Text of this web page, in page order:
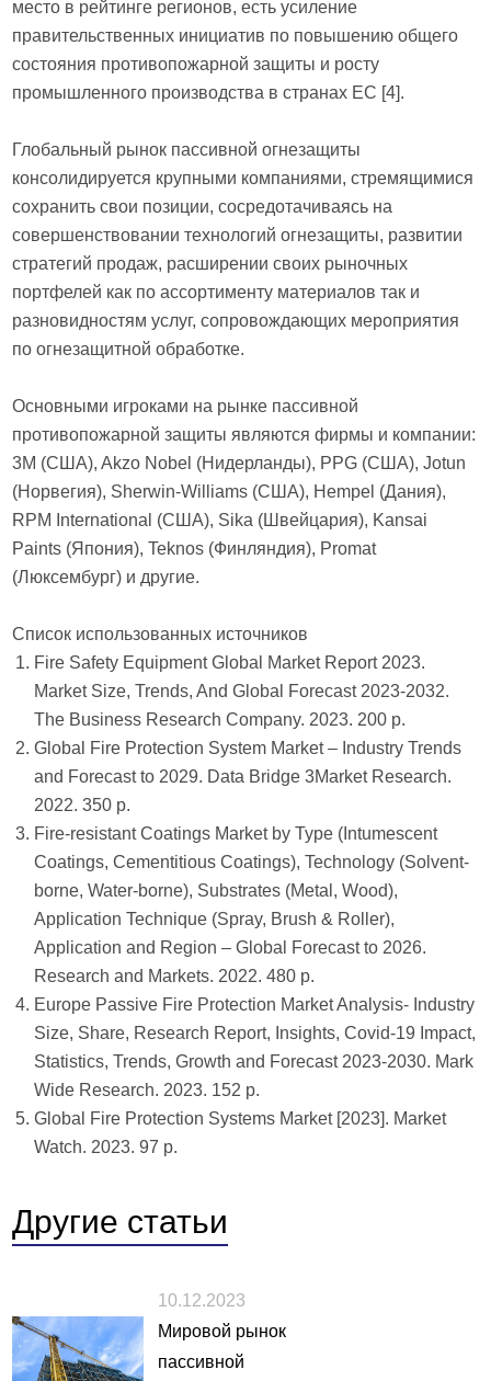
место в рейтинге регионов, есть усиление
правительственных инициатив по повышению общего
состояния противопожарной защиты и росту
промышленного производства в странах ЕС [4].
Глобальный рынок пассивной огнезащиты
консолидируется крупными компаниями, стремящимися
сохранить свои позиции, сосредотачиваясь на
совершенствовании технологий огнезащиты, развитии
стратегий продаж, расширении своих рыночных
портфелей как по ассортименту материалов так и
разновидностям услуг, сопровождающих мероприятия
по огнезащитной обработке.
Основными игроками на рынке пассивной
противопожарной защиты являются фирмы и компании:
3M (США), Akzo Nobel (Нидерланды), PPG (США), Jotun
(Норвегия), Sherwin-Williams (США), Hempel (Дания),
RPM International (США), Sika (Швейцария), Kansai
Paints (Япония), Teknos (Финляндия), Promat
(Люксембург) и другие.
Список использованных источников
Fire Safety Equipment Global Market Report 2023.
Market Size, Trends, And Global Forecast 2023-2032.
The Business Research Company. 2023. 200 р.
Global Fire Protection System Market – Industry Trends
and Forecast to 2029. Data Bridge 3Market Research.
2022. 350 р.
Fire-resistant Coatings Market by Type (Intumescent
Coatings, Cementitious Coatings), Technology (Solvent-
borne, Water-borne), Substrates (Metal, Wood),
Application Technique (Spray, Brush & Roller),
Application and Region – Global Forecast to 2026.
Research and Markets. 2022. 480 р.
Europe Passive Fire Protection Market Analysis- Industry
Size, Share, Research Report, Insights, Covid-19 Impact,
Statistics, Trends, Growth and Forecast 2023-2030. Mark
Wide Research. 2023. 152 р.
Global Fire Protection Systems Market [2023]. Market
Watch. 2023. 97 р.
Другие статьи
10.12.2023
Мировой рынок
пассивной